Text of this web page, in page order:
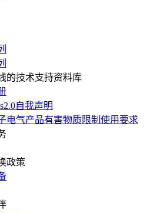
的技术支持资料库
自我声明
电气产品有害物质限制使用要求
政策